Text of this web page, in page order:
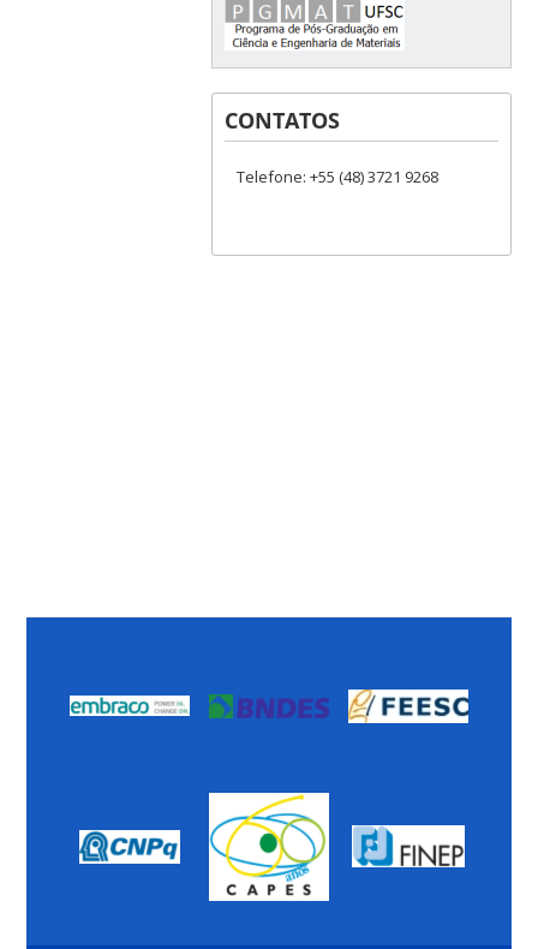
CONTATOS
Telefone: +55 (48) 3721 9268